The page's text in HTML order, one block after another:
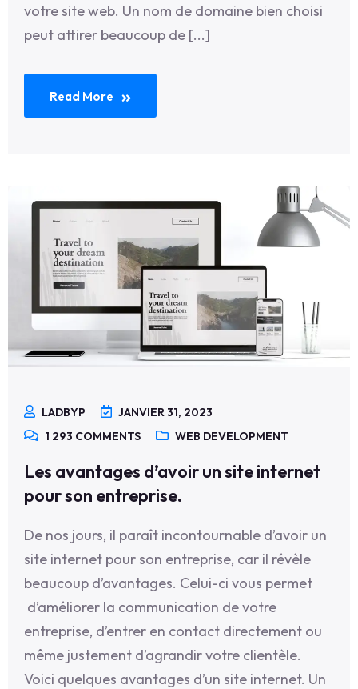
votre site web. Un nom de domaine bien choisi
peut attirer beaucoup de [...]
Read More
LADBYP
JANVIER 31, 2023
1 293 COMMENTS WEB DEVELOPMENT
Les avantages d’avoir un site internet
pour son entreprise.
De nos jours, il paraît incontournable d’avoir un
site internet pour son entreprise, car il révèle
beaucoup d’avantages. Celui-ci vous permet
d’améliorer la communication de votre
entreprise, d’entrer en contact directement ou
même justement d’agrandir votre clientèle.
Voici quelques avantages d’un site internet. Un